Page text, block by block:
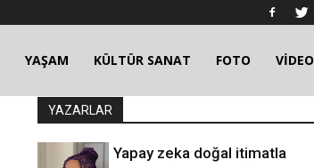
YAŞAM KÜLTÜR SANAT FOTO VİDEO
YAZARLAR
Yapay zeka doğal itimatla